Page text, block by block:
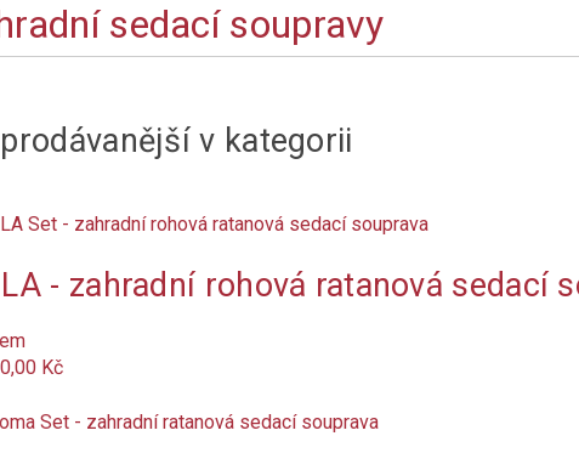
sedací soupravy
v kategorii
- zahradní rohová ratanová sedací
Kč